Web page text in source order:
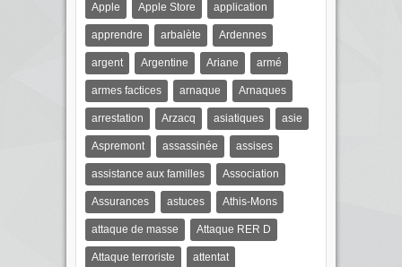
Apple Apple Store application
apprendre arbalète Ardennes
argent Argentine Ariane armé
armes factices arnaque Arnaques
arrestation Arzacq asiatiques asie
Aspremont assassinée assises
assistance aux familles Association
Assurances astuces Athis-Mons
attaque de masse Attaque RER D
Attaque terroriste attentat